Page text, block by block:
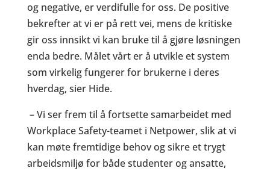
og negative, er verdifulle for oss. De positive
bekrefter at vi er på rett vei, mens de kritiske
gir oss innsikt vi kan bruke til å gjøre løsningen
enda bedre. Målet vårt er å utvikle et system
som virkelig fungerer for brukerne i deres
hverdag, sier Hide.
– Vi ser frem til å fortsette samarbeidet med
Workplace Safety-teamet i Netpower, slik at vi
kan møte fremtidige behov og sikre et trygt
arbeidsmiljø for både studenter og ansatte,